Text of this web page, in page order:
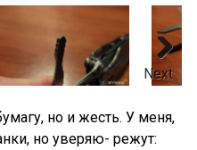
Next
но и жесть. У меня,
но уверяю- режут: